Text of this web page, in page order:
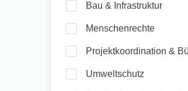
Bau & Infrastruktur
Menschenrechte
Projektkoordination &
Umweltschutz